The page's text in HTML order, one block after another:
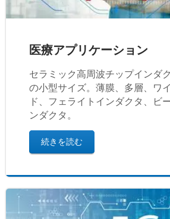
医療アプリケーション
セラミック高周波チップインダ
の小型サイズ。薄膜、多層、ワ
ド、フェライトインダクタ、ビ
ンダクタ。
続きを読む